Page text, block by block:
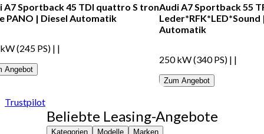
A7 Sportback 45 TDI quattro S tron
PANO | Diesel Automatik
(245 PS) | |
Angebot
Audi A7 Sportback 55
Leder*RFK*LED*Sound
Automatik
250 kW (340 PS) | |
Zum Angebot
Trustpilot
Beliebte Leasing-Angebote
Kategorien Modelle Marken